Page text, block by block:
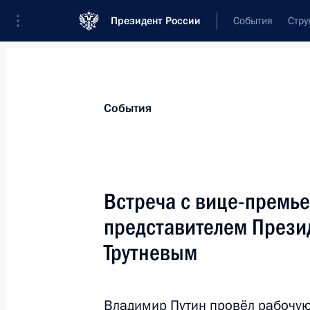
Президент России События
Федерации – полномочный
Российской Федерации в
округе
События
Встреча с вице-
представителем
Трутневым
Владимир Путин провёл